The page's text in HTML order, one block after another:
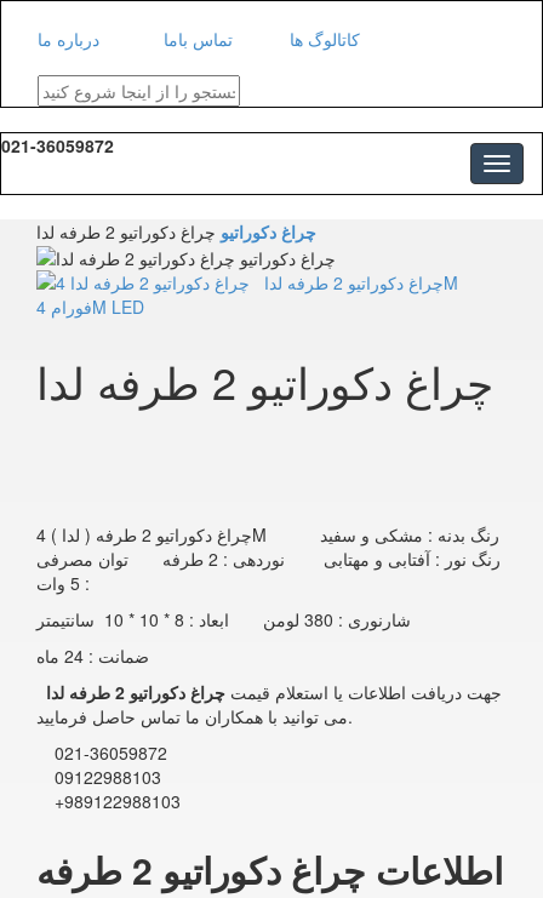
درباره ما تماس باما کاتالوگ ها
021-36059872
چراغ دکوراتیو
چراغ دکوراتیو 2 طرفه لدا
چراغ دکوراتیو 2 طرفه ( لدا ) 4M رنگ بدنه : مشکی و سفید
رنگ نور : آفتابی و مهتابی نوردهی : 2 طرفه توان مصرفی
: 5 وات
شارنوری : 380 لومن ابعاد : 8 * 10 * 10 سانتیمتر
ضمانت : 24 ماه
جهت دریافت اطلاعات یا استعلام قیمت چراغ دکوراتیو 2 طرفه لدا
می توانید با همکاران ما تماس حاصل فرمایید.
021-36059872
09122988103
+989122988103
اطلاعات چراغ دکوراتیو 2 طرفه